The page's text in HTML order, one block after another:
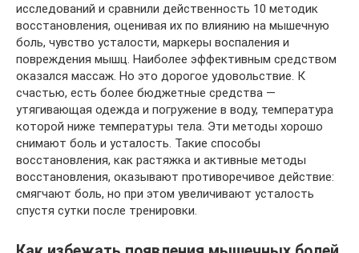
исследований и сравнили действенность 10 методик
восстановления, оценивая их по влиянию на мышечную
боль, чувство усталости, маркеры воспаления и
повреждения мышц. Наиболее эффективным средством
оказался массаж. Но это дорогое удовольствие. К
счастью, есть более бюджетные средства —
утягивающая одежда и погружение в воду, температура
которой ниже температуры тела. Эти методы хорошо
снимают боль и усталость. Такие способы
восстановления, как растяжка и активные методы
восстановления, оказывают противоречивое действие:
смягчают боль, но при этом увеличивают усталость
спустя сутки после тренировки.